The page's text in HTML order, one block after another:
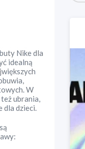
Nike dla
idealną
W
ubrania,
dla dzieci.